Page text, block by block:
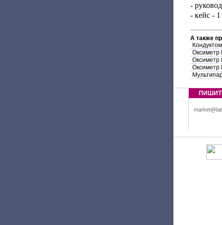
-
- кейс -
А также
Оксиметр
Оксиметр
Оксиметр